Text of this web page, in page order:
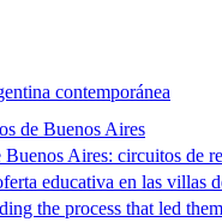
contemporánea
de Buenos Aires
Aires: circuitos de
educativa en las
the process that led